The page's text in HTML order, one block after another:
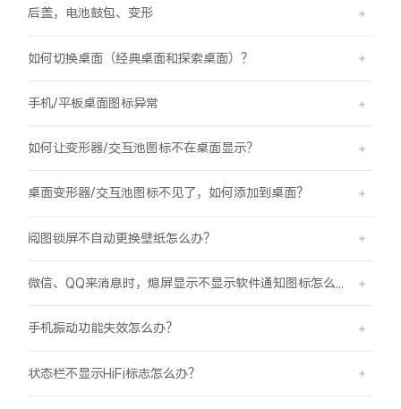
后盖，电池鼓包、变形
如何切换桌面（经典桌面和探索桌面）？
手机/平板桌面图标异常
如何让变形器/交互池图标不在桌面显示？
桌面变形器/交互池图标不见了，如何添加到桌面？
阅图锁屏不自动更换壁纸怎么办？
手机振动功能失效怎么办？
状态栏不显示HiFi标志怎么办？